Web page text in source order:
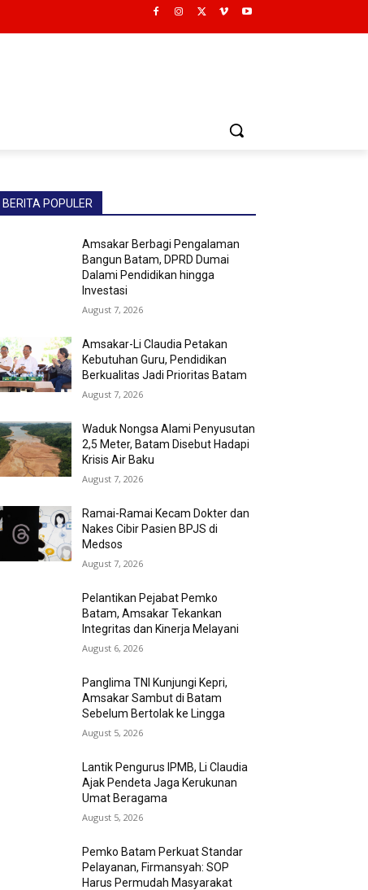
BERITA POPULER
Amsakar Berbagi Pengalaman
Bangun Batam, DPRD Dumai
Dalami Pendidikan hingga
Investasi
August 7, 2026
Amsakar-Li Claudia Petakan
Kebutuhan Guru, Pendidikan
Berkualitas Jadi Prioritas Batam
August 7, 2026
Waduk Nongsa Alami Penyusutan
2,5 Meter, Batam Disebut Hadapi
Krisis Air Baku
August 7, 2026
Ramai-Ramai Kecam Dokter dan
Nakes Cibir Pasien BPJS di
Medsos
August 7, 2026
Pelantikan Pejabat Pemko
Batam, Amsakar Tekankan
Integritas dan Kinerja Melayani
August 6, 2026
Panglima TNI Kunjungi Kepri,
Amsakar Sambut di Batam
Sebelum Bertolak ke Lingga
August 5, 2026
Lantik Pengurus IPMB, Li Claudia
Ajak Pendeta Jaga Kerukunan
Umat Beragama
August 5, 2026
Pemko Batam Perkuat Standar
Pelayanan, Firmansyah: SOP
Harus Permudah Masyarakat